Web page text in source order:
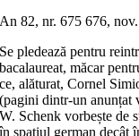
An 82, nr. 675 676,
Se pledează pentru
bacalaureat, măcar
ce, alăturat, Cornel
(pagini dintr-un
W. Schenk vorbește de
în spațiul german decât